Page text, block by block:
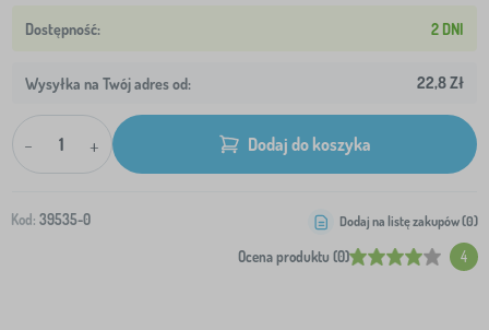
2 DNI
Wysyłka na Twój adres od: 22,8 Zł
- + Dodaj do koszyka
Kod: 39535-0
Ocena produktu (0) 4
Dodaj na listę zakupów (0)